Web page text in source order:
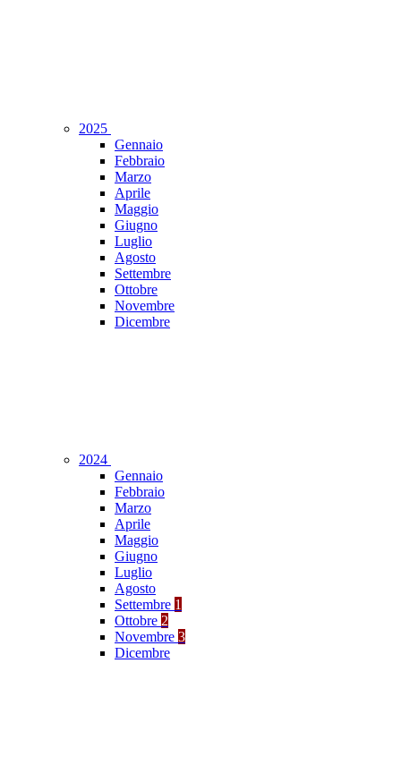
2025
Gennaio
Febbraio
Marzo
Aprile
Maggio
Giugno
Luglio
Agosto
Settembre
Ottobre
Novembre
Dicembre
2024
Gennaio
Febbraio
Marzo
Aprile
Maggio
Giugno
Luglio
Agosto
Settembre 1
Ottobre 2
Novembre 3
Dicembre